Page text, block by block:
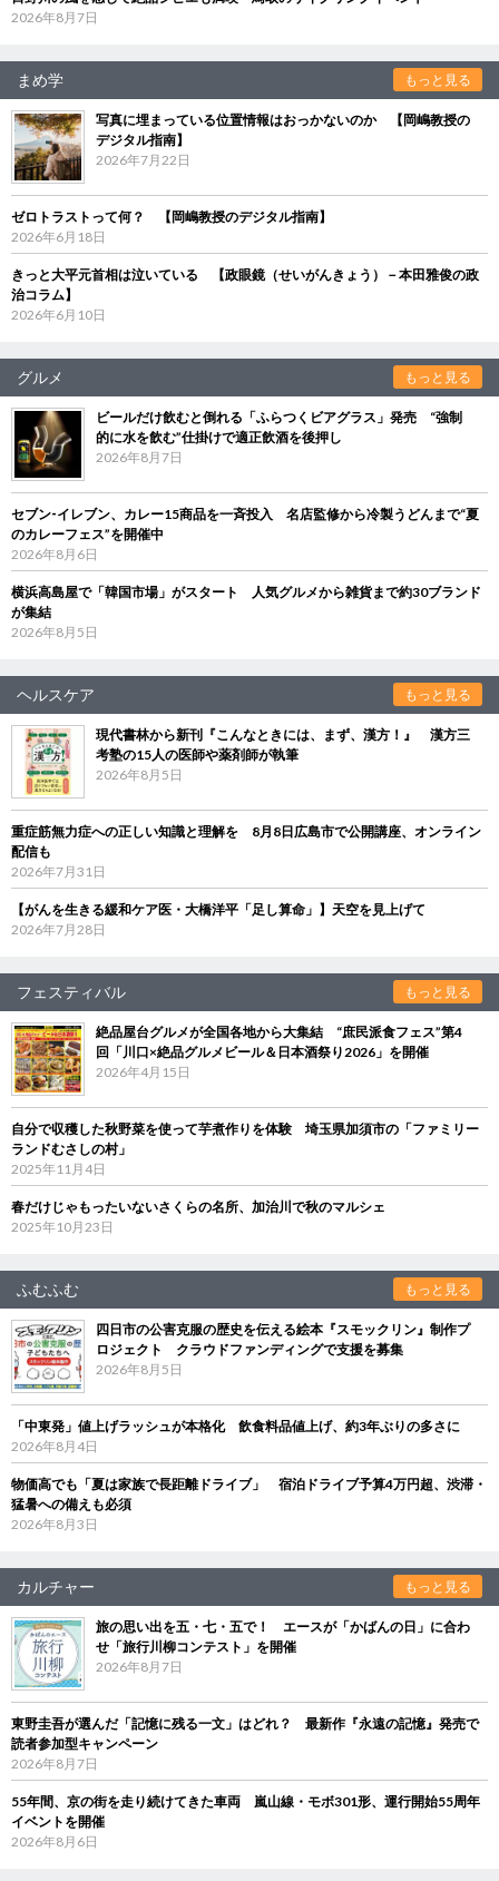
2026年8月7日
まめ学 もっと見る
写真に埋まっている位置情報はおっかないのか 【岡嶋教授の
デジタル指南】
2026年7月22日
ゼロトラストって何？ 【岡嶋教授のデジタル指南】
2026年6月18日
きっと大平元首相は泣いている 【政眼鏡（せいがんきょう）－本田雅俊の政
治コラム】
2026年6月10日
グルメ もっと見る
ビールだけ飲むと倒れる「ふらつくビアグラス」発売 “強制
的に水を飲む”仕掛けで適正飲酒を後押し
2026年8月7日
セブン‐イレブン、カレー15商品を一斉投入 名店監修から冷製うどんまで“夏
のカレーフェス”を開催中
2026年8月6日
横浜高島屋で「韓国市場」がスタート 人気グルメから雑貨まで約30ブランド
が集結
2026年8月5日
ヘルスケア もっと見る
現代書林から新刊『こんなときには、まず、漢方！』 漢方三
考塾の15人の医師や薬剤師が執筆
2026年8月5日
重症筋無力症への正しい知識と理解を 8月8日広島市で公開講座、オンライン
配信も
2026年7月31日
【がんを生きる緩和ケア医・大橋洋平「足し算命」】天空を見上げて
2026年7月28日
フェスティバル もっと見る
絶品屋台グルメが全国各地から大集結 “庶民派食フェス”第4
回「川口×絶品グルメビール＆日本酒祭り2026」を開催
2026年4月15日
自分で収穫した秋野菜を使って芋煮作りを体験 埼玉県加須市の「ファミリー
ランドむさしの村」
2025年11月4日
春だけじゃもったいないさくらの名所、加治川で秋のマルシェ
2025年10月23日
ふむふむ もっと見る
四日市の公害克服の歴史を伝える絵本『スモックリン』制作プ
ロジェクト クラウドファンディングで支援を募集
2026年8月5日
「中東発」値上げラッシュが本格化 飲食料品値上げ、約3年ぶりの多さに
2026年8月4日
物価高でも「夏は家族で長距離ドライブ」 宿泊ドライブ予算4万円超、渋滞・
猛暑への備えも必須
2026年8月3日
カルチャー もっと見る
旅の思い出を五・七・五で！ エースが「かばんの日」に合わ
せ「旅行川柳コンテスト」を開催
2026年8月7日
東野圭吾が選んだ「記憶に残る一文」はどれ？ 最新作『永遠の記憶』発売で
読者参加型キャンペーン
2026年8月7日
55年間、京の街を走り続けてきた車両 嵐山線・モボ301形、運行開始55周年
イベントを開催
2026年8月6日